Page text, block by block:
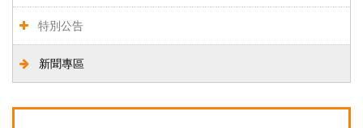
特別公告
新聞專區